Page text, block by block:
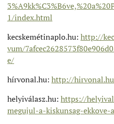
1/index.html
kecskemétinaplo.hu: http://
vum/
e/
hírvonal.hu: http://
helyiválasz.hu: https://
megujul-a-kiskunsag-ekkove-